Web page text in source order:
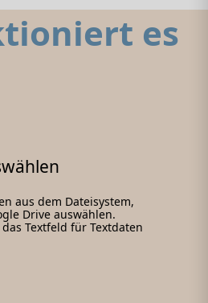
es
aus dem Dateisystem,
Drive auswählen.
Textfeld für Textdaten